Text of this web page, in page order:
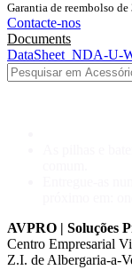
Garantia de reembolso de
Contacte-nos
Documents
DataSheet_NDA-U-
AVPRO | Soluções
Centro Empresarial
Z.I. de Albergaria-a-